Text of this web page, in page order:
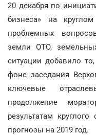
20 декабря по
бизнеса» на
проблемных
земли ОТО,
ситуации добавило
фоне заседания
ключевые
продолжение
результатам
прогнозы на 2019 год.